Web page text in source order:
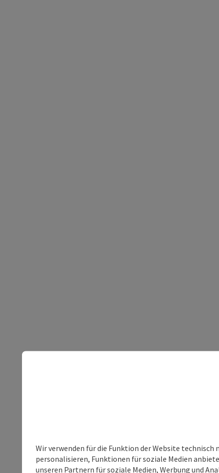
Wir verwenden für die Funktion der Website
personalisieren, Funktionen für soziale Medien
unseren Partnern für soziale Medien, Werbung und